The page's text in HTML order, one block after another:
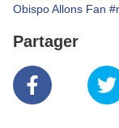
Obispo Allons Fan
Partager